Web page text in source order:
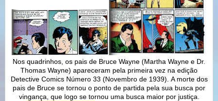
Nos quadrinhos, os pais de Bruce Wayne (Martha Wayne e Dr.
Thomas Wayne) apareceram pela primeira vez na edição
Detective Comics Número 33 (Novembro de 1939). A morte dos
pais de Bruce se tornou o ponto de partida pela sua busca por
vingança, que logo se tornou uma busca maior por justiça.